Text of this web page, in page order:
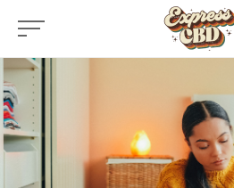
Skip
content